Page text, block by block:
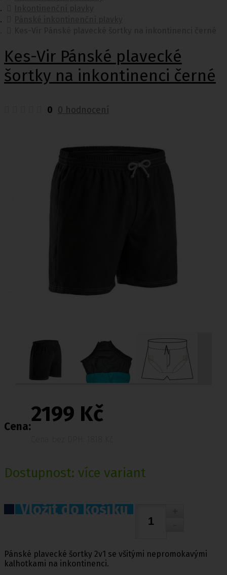
Kes-Vir Pánské plavecké
šortky na inkontinenci černé
0 0 hodnocení
Cena:
2199 Kč
Dostupnost: více variant
Vložit do košíku
Pánské plavecké šortky 2v1 se všitými nepromokavými
kalhotkami na inkontinenci.